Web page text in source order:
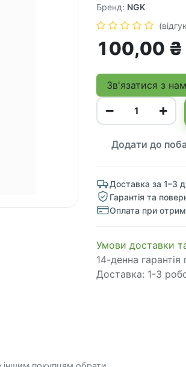
Бренд: NGK
100,00 ₴
Зв'язатися з
Додати до
Доставка за 1–3
Гарантія та
Оплата при
​​​​​​​​​​​​​​​​​​​​​​​​​​​​​​​​​​​​​​​​​​​​​​​​​​​​​​​​​​​​​​У​​м​о​в​​и​ д​ос​т​а​в​к​и
14-денна
Доставка: 1-3